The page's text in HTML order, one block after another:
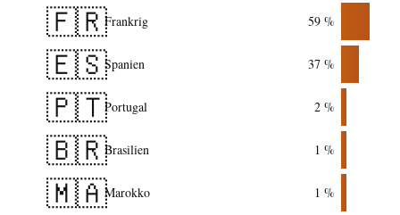
🇫🇷Frankrig 59 %
🇪🇸Spanien 37 %
🇵🇹Portugal 2 %
🇧🇷Brasilien 1 %
🇲🇦Marokko 1 %